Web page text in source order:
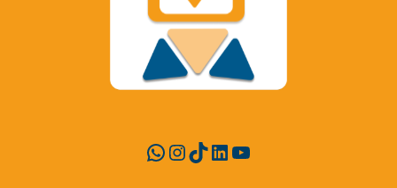
WhatsApp
Instagram
TikTok
LinkedIn
YouTube